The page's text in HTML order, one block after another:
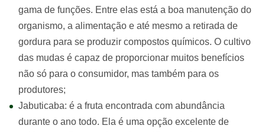
gama de funções. Entre elas está a boa manutenção do
organismo, a alimentação e até mesmo a retirada de
gordura para se produzir compostos químicos. O cultivo
das mudas é capaz de proporcionar muitos benefícios
não só para o consumidor, mas também para os
produtores;
Jabuticaba: é a fruta encontrada com abundância
durante o ano todo. Ela é uma opção excelente de